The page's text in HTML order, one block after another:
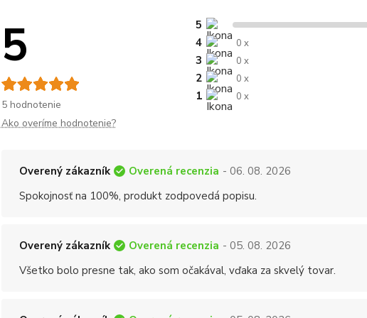
5
5 hodnotenie
5
4
0 x
3 0 x
2 0 x
1 0 x
Ako overíme hodnotenie?
Overený zákazník Overená recenzia - 06. 08. 2026
Spokojnosť na 100%, produkt zodpovedá popisu.
Overený zákazník Overená recenzia - 05. 08. 2026
Všetko bolo presne tak, ako som očakával, vďaka za skvelý tovar.